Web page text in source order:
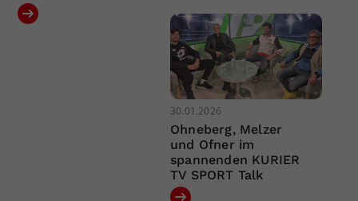
30.01.2026
Ohneberg, Melzer
und Ofner im
spannenden KURIER
TV SPORT Talk